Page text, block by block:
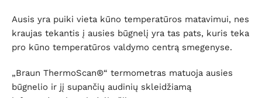
Ausis yra puiki vieta kūno temperatūros matavimui, nes
kraujas tekantis į ausies būgnelį yra tas pats, kuris teka
pro kūno temperatūros valdymo centrą smegenyse.
„Braun ThermoScan®“ termometras matuoja ausies
būgnelio ir jį supančių audinių skleidžiamą